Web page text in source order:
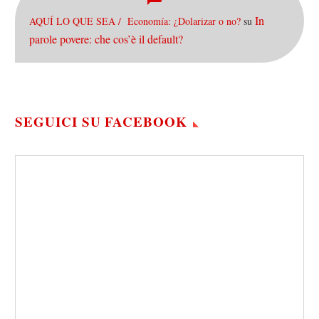
AQUÍ LO QUE SEA / Economía: ¿Dolarizar o no? su In
parole povere: che cos’è il default?
SEGUICI SU FACEBOOK